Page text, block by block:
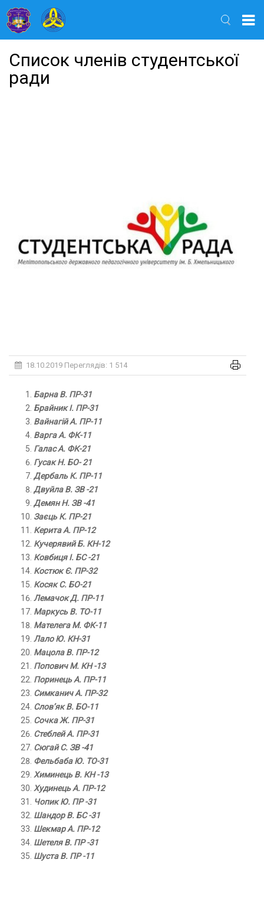
Список членів студентської
ради
18.10.2019 Переглядів: 1 514
Барна В. ПР-31
Брайник І. ПР-31
Вайнагій А. ПР-11
Варга А. ФК-11
Галас А. ФК-21
Гусак Н. БО- 21
Дербаль К. ПР-11
Двуйла В. ЗВ -21
Демян Н. ЗВ -41
Заєць К. ПР-21
Керита А. ПР-12
Кучерявий Б. КН-12
Ковбиця І. БС -21
Костюк Є. ПР-32
Косяк С. БО-21
Лемачок Д. ПР-11
Маркусь В. ТО-11
Мателега М. ФК-11
Лало Ю. КН-31
Мацола В. ПР-12
Попович М. КН -13
Поринець А. ПР-11
Симканич А. ПР-32
Слов’як В. БО-11
Сочка Ж. ПР-31
Стеблей А. ПР-31
Сюгай С. ЗВ -41
Фельбаба Ю. ТО-31
Химинець В. КН -13
Худинець А. ПР-12
Чопик Ю. ПР -31
Шандор В. БС -31
Шекмар А. ПР-12
Шетеля В. ПР -31
Шуста В. ПР -11